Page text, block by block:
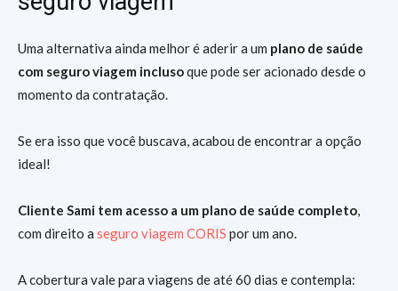
Uma alternativa ainda melhor é aderir a um plano de saúde
com seguro viagem inclusoque pode ser acionado desde o
momento da contratação.
Se era isso que você buscava, acabou de encontrar a opção
ideal!
Cliente Sami tem acesso a um plano de saúde completo,
com direito a seguro viagem CORIS por um ano.
A cobertura vale para viagens de até 60 dias e contempla: